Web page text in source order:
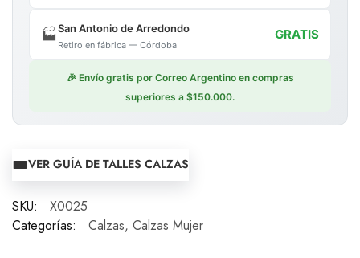
🏭San Antonio de Arredondo
Retiro en fábrica — Córdoba
GRATIS
🎉 Envío gratis por Correo Argentino en compras
superiores a $150.000.
VER GUÍA DE TALLES CALZAS
SKU:
X0025
Categorías:
Calzas, Calzas Mujer